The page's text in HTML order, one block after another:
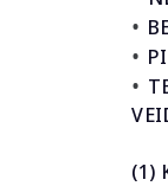
•
•
•
(1)